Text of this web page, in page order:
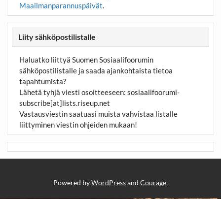
Maailmanparannuspäivät.
Liity sähköpostilistalle
Haluatko liittyä Suomen Sosiaalifoorumin
sähköpostilistalle ja saada ajankohtaista tietoa
tapahtumista?
Lähetä tyhjä viesti osoitteeseen: sosiaalifoorumi-
subscribe[at]lists.riseup.net
Vastausviestin saatuasi muista vahvistaa listalle
liittyminen viestin ohjeiden mukaan!
Powered byWordPressand Courage.